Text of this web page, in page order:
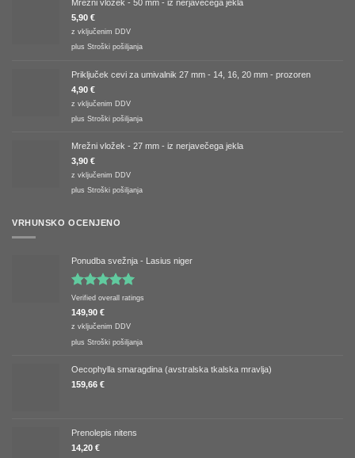
Mrežni vložek - 50 mm - iz nerjavečega jekla
5,90 €
z vključenim DDV
plus Stroški pošiljanja
Priključek cevi za umivalnik 27 mm - 14, 16, 20 mm - prozoren
4,90 €
z vključenim DDV
plus Stroški pošiljanja
Mrežni vložek - 27 mm - iz nerjavečega jekla
3,90 €
z vključenim DDV
plus Stroški pošiljanja
VRHUNSKO OCENJENO
Ponudba svežnja - Lasius niger
Ocenjeno
5.00od 5
Verified overall ratings
149,90 €
z vključenim DDV
plus Stroški pošiljanja
Oecophylla smaragdina (avstralska tkalska mravlja)
159,66 €
Prenolepis nitens
14,20 €